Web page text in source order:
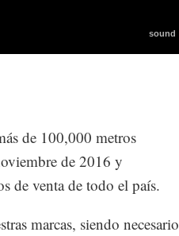
de 100,000 metros
de 2016 y
de venta de todo el país.
marcas, siendo necesario